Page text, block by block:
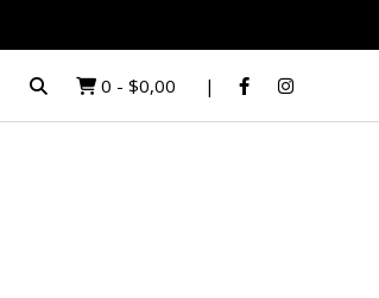
0 - $0,00